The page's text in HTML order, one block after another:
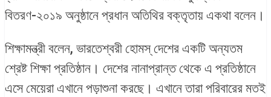
বিতরণ-২০১৯ অনুষ্ঠানে প্রধান অতিথির বক্তৃতায় একথা বলেন।
শিক্ষামন্ত্রী বলেন, ভারতেশ্বরী হোমস্ দেশের একটি অন্যতম
শ্রেষ্ট শিক্ষা প্রতিষ্ঠান। দেশের নানাপ্রান্ত থেকে এ প্রতিষ্ঠানে
এসে মেয়েরা এখানে পড়াশুনা করছে। এখানে তারা পরিবারের মতই